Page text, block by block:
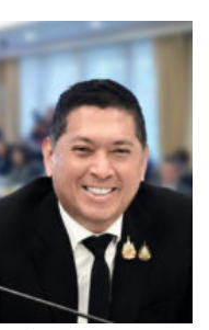
คเพื่อไทย
กฯ ยศชนัน’ ดัน 2
กอุดช่องโหว่เด็ก
เด็กเล็ก มุ่งเปลี่ยน